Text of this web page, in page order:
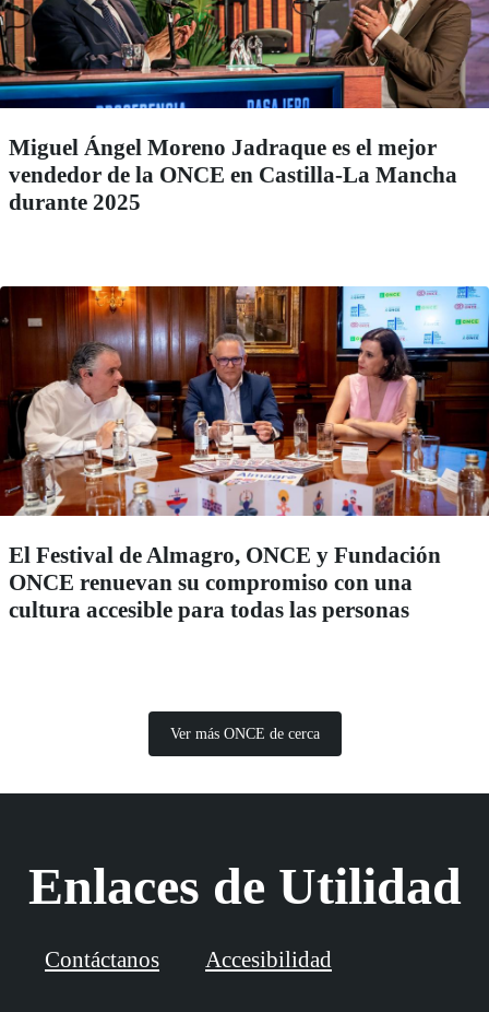
Miguel Ángel Moreno Jadraque es el mejor
vendedor de la ONCE en Castilla-La Mancha
durante 2025
El Festival de Almagro, ONCE y Fundación
ONCE renuevan su compromiso con una
cultura accesible para todas las personas
Ver más ONCE de cerca
Enlaces de Utilidad
Contáctanos Accesibilidad